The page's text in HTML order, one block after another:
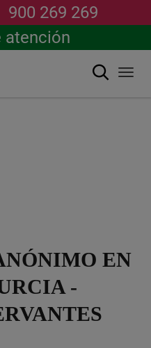
900 269 269
atención
Buscar
EN
-